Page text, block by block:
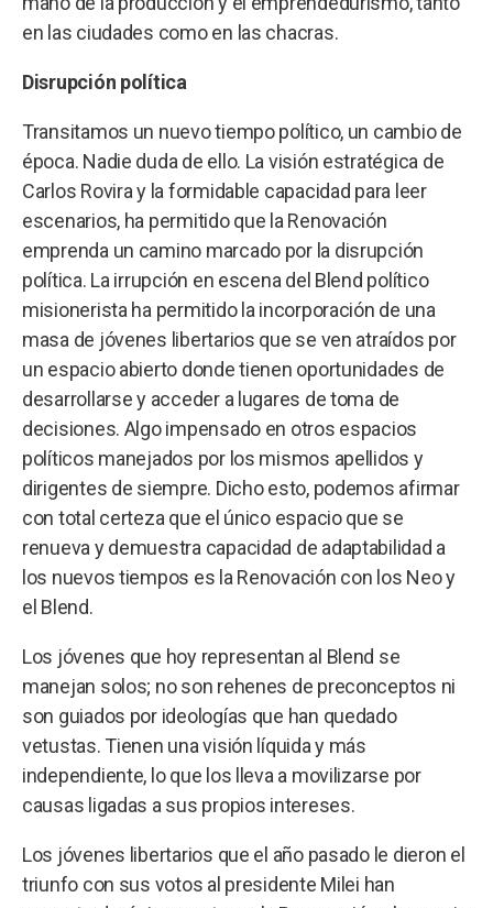
en las ciudades como en las chacras.
Disrupción política
Transitamos un nuevo tiempo político, un cambio de
época. Nadie duda de ello. La visión estratégica de
Carlos Rovira y la formidable capacidad para leer
escenarios, ha permitido que la Renovación
emprenda un camino marcado por la disrupción
política. La irrupción en escena del Blend político
misionerista ha permitido la incorporación de una
masa de jóvenes libertarios que se ven atraídos por
un espacio abierto donde tienen oportunidades de
desarrollarse y acceder a lugares de toma de
decisiones. Algo impensado en otros espacios
políticos manejados por los mismos apellidos y
dirigentes de siempre. Dicho esto, podemos afirmar
con total certeza que el único espacio que se
renueva y demuestra capacidad de adaptabilidad a
los nuevos tiempos es la Renovación con los Neo y
el Blend.
Los jóvenes que hoy representan al Blend se
manejan solos; no son rehenes de preconceptos ni
son guiados por ideologías que han quedado
vetustas. Tienen una visión líquida y más
independiente, lo que los lleva a movilizarse por
causas ligadas a sus propios intereses.
Los jóvenes libertarios que el año pasado le dieron el
triunfo con sus votos al presidente Milei han